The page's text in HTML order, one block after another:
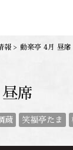
報 > 動楽亭 4月 昼
席
蔵 笑福亭たま